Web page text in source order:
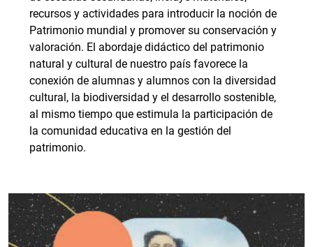
recursos y actividades para introducir la noción de
Patrimonio mundial y promover su conservación y
valoración. El abordaje didáctico del patrimonio
natural y cultural de nuestro país favorece la
conexión de alumnas y alumnos con la diversidad
cultural, la biodiversidad y el desarrollo sostenible,
al mismo tiempo que estimula la participación de
la comunidad educativa en la gestión del
patrimonio.